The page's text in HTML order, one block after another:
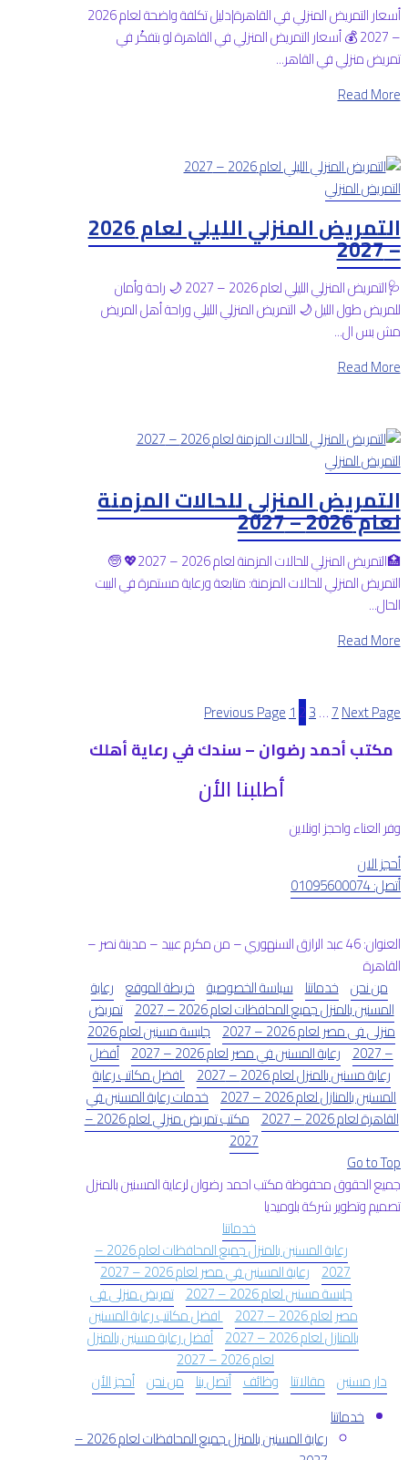
أسعار التمريض المنزلي في القاهرة|دليل تكلفة واضحة لعام 2026
– 2027 💰 أسعار التمريض المنزلي في القاهرة لو بتفكّر في
تمريض منزلي في القاهر...
Read More
التمريض المنزلي
التمريض المنزلي الليلي لعام 2026
– 2027
🩺التمريض المنزلي الليلي لعام 2026 – 2027 🌙 راحة وأمان
للمريض طول الليل 🌙 التمريض المنزلي الليلي وراحة أهل المريض
مش بس ال...
Read More
التمريض المنزلي
التمريض المنزلي للحالات المزمنة
لعام 2026 – 2027
🏥التمريض المنزلي للحالات المزمنة لعام 2026 – 2027💖 🧓
التمريض المنزلي للحالات المزمنة: متابعة ورعاية مستمرة في البيت
الحال...
Read More
Previous Page123…7Next Page
مكتب أحمد رضوان – سندك في رعاية أهلك
أطلبنا الأن
وفر العناء واحجز اونلاين
أحجز الان
أتصل: 01095600074
العنوان: 46 عبد الرازق السنهوري – من مكرم عبيد – مدينة نصر –
القاهرة
من نحن خدماتنا سياسة الخصوصية خريطة الموقع رعاية
المسنين بالمنزل جميع المحافظات لعام 2026 – 2027
تمريض
منزلى فى مصر لعام 2026 – 2027
جليسة مسنين لعام 2026
– 2027
رعاية المسنين في مصر لعام 2026 – 2027
أفضل
رعاية مسنين بالمنزل لعام 2026 – 2027
افضل مكاتب رعاية
المسنين بالمنازل لعام 2026 – 2027
خدمات رعاية المسنين في
القاهرة لعام 2026 – 2027
مكتب تمريض منزلي لعام 2026 –
2027
Go to Top
جميع الحقوق محفوظة مكتب احمد رضوان لرعاية المسنين بالمنزل
تصميم وتطوير شركة بلوميديا
خدماتنا
رعاية المسنين بالمنزل جميع المحافظات لعام 2026 –
2027 رعاية المسنين في مصر لعام 2026 – 2027
جليسة مسنين لعام 2026 – 2027
تمريض منزلى فى
مصر لعام 2026 – 2027
افضل مكاتب رعاية المسنين
بالمنازل لعام 2026 – 2027
أفضل رعاية مسنين بالمنزل
لعام 2026 – 2027
دار مسنين مقالاتنا وظائف أتصل بنا من نحن أحجز الأن
خدماتنا
رعاية المسنين بالمنزل جميع المحافظات لعام 2026 –